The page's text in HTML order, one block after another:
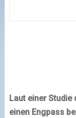
Laut einer
einen Engpass